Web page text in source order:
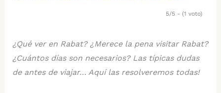
5/5 - (1 voto)
¿Qué ver en Rabat? ¿Merece la pena visitar Rabat?
¿Cuántos días son necesarios? Las típicas dudas
de antes de viajar… Aquí las resolveremos todas!